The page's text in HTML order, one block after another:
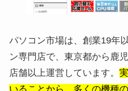
パソコン市場は、創業19年
ン専門店で、東京都から鹿
店舗以上運営しています。